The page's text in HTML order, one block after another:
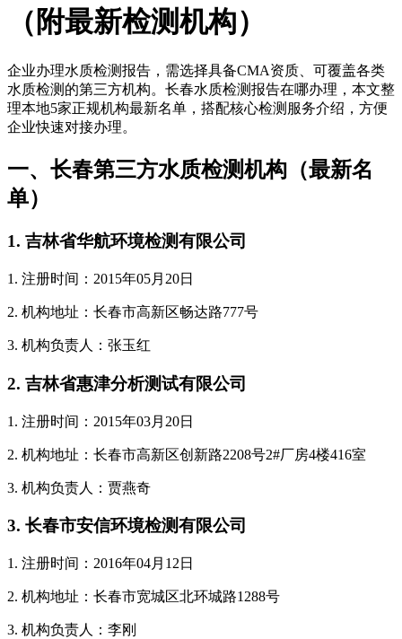
（附最新检测机构）
企业办理水质检测报告，需选择具备CMA资质、可覆盖各类
水质检测的第三方机构。长春水质检测报告在哪办理，本文整
理本地5家正规机构最新名单，搭配核心检测服务介绍，方便
企业快速对接办理。
一、长春第三方水质检测机构（最新名
单）
1. 吉林省华航环境检测有限公司
1. 注册时间：2015年05月20日
2. 机构地址：长春市高新区畅达路777号
3. 机构负责人：张玉红
2. 吉林省惠津分析测试有限公司
1. 注册时间：2015年03月20日
2. 机构地址：长春市高新区创新路2208号2#厂房4楼416室
3. 机构负责人：贾燕奇
3. 长春市安信环境检测有限公司
1. 注册时间：2016年04月12日
2. 机构地址：长春市宽城区北环城路1288号
3. 机构负责人：李刚